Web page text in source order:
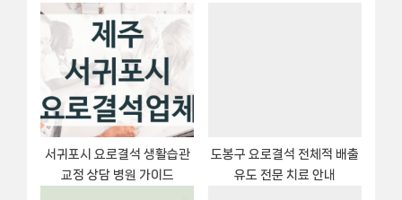
서귀포시 요로결석 생활습관
교정 상담 병원 가이드
도봉구 요로결석 전체적 배출
유도 전문 치료 안내